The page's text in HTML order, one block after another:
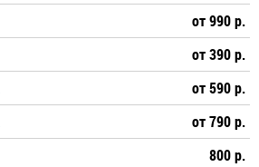
от 990 р.
от 390 р.
от 590 р.
от 790 р.
800 р.